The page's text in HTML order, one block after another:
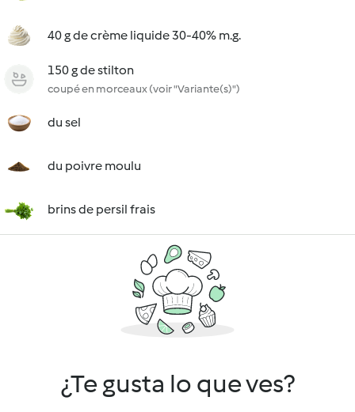
40 g de crème liquide 30-40% m.g.
150 g de stilton
coupé en morceaux (voir "Variante(s)")
du sel
du poivre moulu
brins de persil frais
¿Te gusta lo que ves?